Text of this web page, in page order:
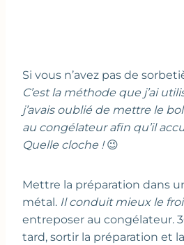
Si vous n’avez pas de
C’est la méthode que j’ai
j’avais oublié de mettre le
au congélateur afin qu’il
Quelle cloche !😉
Mettre la préparation dans
métal. Il conduit mieux le
entreposer au congélateur.
tard, sortir la préparation et